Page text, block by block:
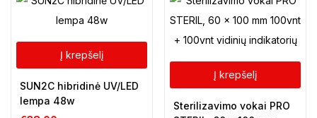
Į krepšelį
SUN2C hibridinė UV/LED
lempa 48w
Į krepšelį
Sterilizavimo vokai PRO